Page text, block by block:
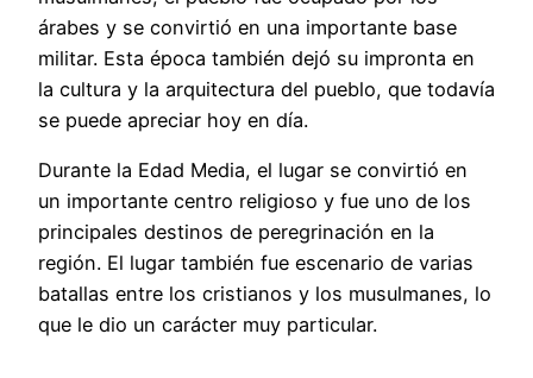
árabes y se convirtió en una importante base
militar. Esta época también dejó su impronta en
la cultura y la arquitectura del pueblo, que todavía
se puede apreciar hoy en día.
Durante la Edad Media, el lugar se convirtió en
un importante centro religioso y fue uno de los
principales destinos de peregrinación en la
región. El lugar también fue escenario de varias
batallas entre los cristianos y los musulmanes, lo
que le dio un carácter muy particular.